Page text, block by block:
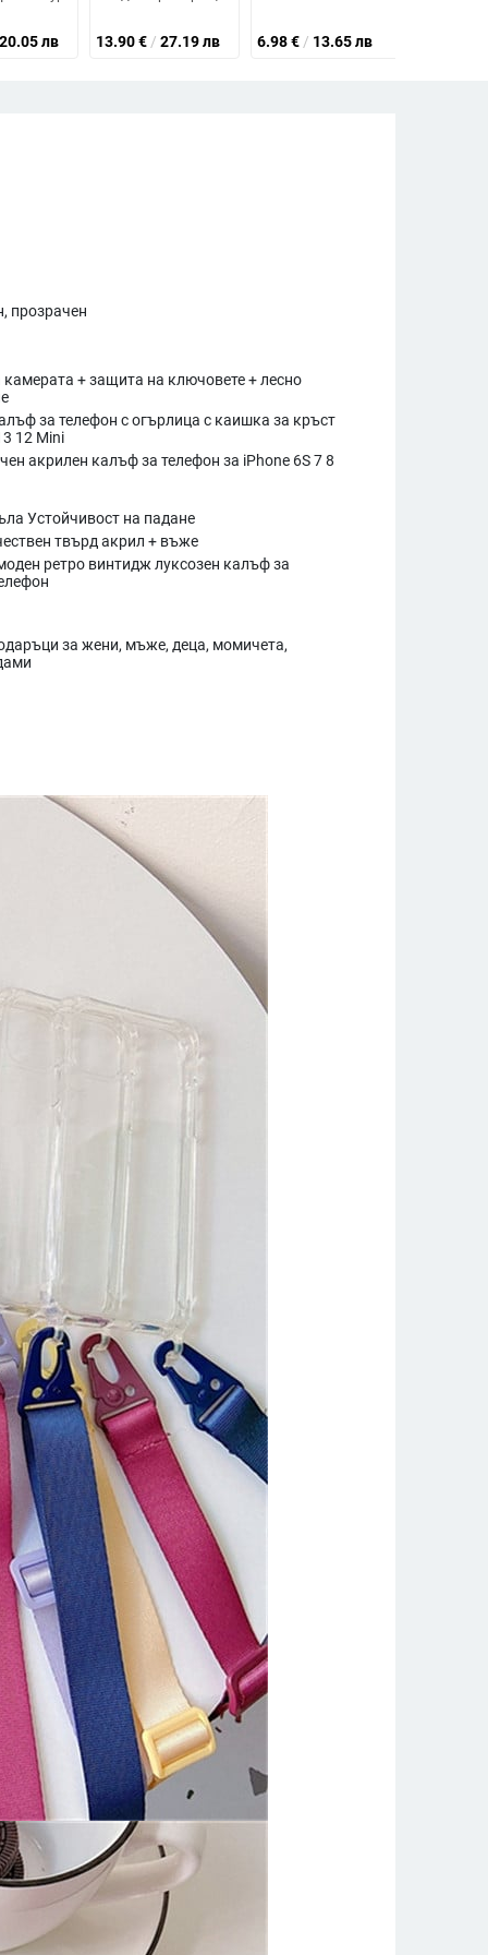
20.05 лв 13.90€ / 27.19 лв 6.98€ / 13.65 лв
прозрачен
+ защита на ключовете + лесно
за телефон с огърлица с каишка за кръст
12 Mini
акрилен калъф за телефон за iPhone 6S 7 8
Устойчивост на падане
твърд акрил + въже
ретро винтидж луксозен калъф за
за жени, мъже, деца, момичета,